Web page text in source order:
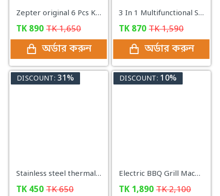
Zepter original 6 Pcs Knife Set
TK 890 TK1,650
অর্ডার করুন
3 In 1 Multifunctional Stainless Steel Basin With Vegetable Cutter with Drain Basket
TK 870 TK1,590
অর্ডার করুন
DISCOUNT: 31%
Stainless steel thermal Mug with LED digital screen
TK 450 TK650
DISCOUNT: 10%
Electric BBQ Grill Machine - Black
TK 1,890 TK2,100